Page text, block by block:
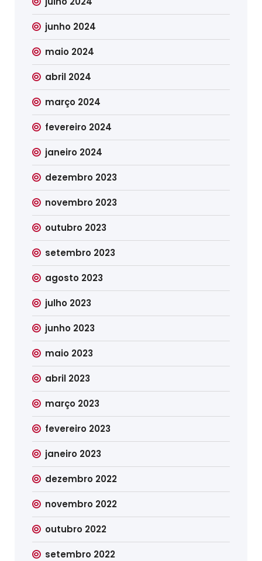
junho 2024
maio 2024
abril 2024
março 2024
fevereiro 2024
janeiro 2024
dezembro 2023
novembro 2023
outubro 2023
setembro 2023
agosto 2023
julho 2023
junho 2023
maio 2023
abril 2023
março 2023
fevereiro 2023
janeiro 2023
dezembro 2022
novembro 2022
outubro 2022
setembro 2022